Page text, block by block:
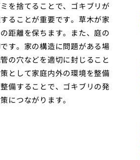
を捨てることで、ゴキブリが
ることが重要です。草木が家
距離を保ちます。また、庭の
す。家の構造に問題がある場
の穴などを適切に封じること
として家庭内外の環境を整備
備することで、ゴキブリの発
につながります。